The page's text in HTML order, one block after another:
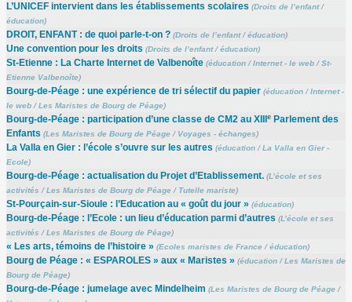
L’UNICEF intervient dans les établissements scolaires (Droits de l’enfant/
éducation)
DROIT, ENFANT : de quoi parle-t-on ? (Droits de l’enfant/éducation)
Une convention pour les droits (Droits de l’enfant/éducation)
St-Etienne : La Charte Internet de Valbenoîte (éducation/Internet - le web/St-
Etienne Valbenoîte)
Bourg-de-Péage : une expérience de tri sélectif du papier (éducation/Internet -
le web/Les Maristes de Bourg de Péage)
Bourg-de-Péage : participation d’une classe de CM2 au XIII eParlement des
Enfants (Les Maristes de Bourg de Péage/ Voyages - échanges)
La Valla en Gier : l’école s’ouvre sur les autres (éducation/La Valla en Gier -
Ecole)
Bourg-de-Péage : actualisation du Projet d’Etablissement. (L’école et ses
activités /Les Maristes de Bourg de Péage/ Tutelle mariste)
St-Pourçain-sur-Sioule : l’Education au « goût du jour » (éducation)
Bourg-de-Péage : l’Ecole : un lieu d’éducation parmi d’autres (L’école et ses
activités /Les Maristes de Bourg de Péage)
« Les arts, témoins de l’histoire » (Ecoles maristes de France/éducation)
Bourg de Péage : « ESPAROLES » aux « Maristes » (éducation/Les Maristes de
Bourg de Péage)
Bourg-de-Péage : jumelage avec Mindelheim (Les Maristes de Bourg de Péage/